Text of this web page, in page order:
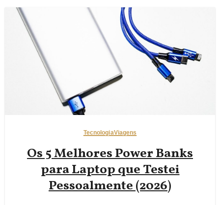
TecnologiaViagens
Os 5 Melhores Power Banks
para Laptop que Testei
Pessoalmente (2026)